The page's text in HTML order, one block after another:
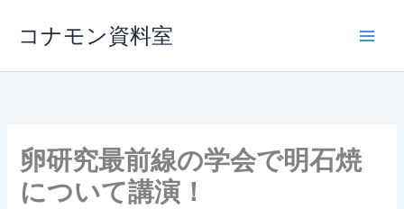
ス
コナモン資料室
卵研究最前線の学会で明石焼
について講演！